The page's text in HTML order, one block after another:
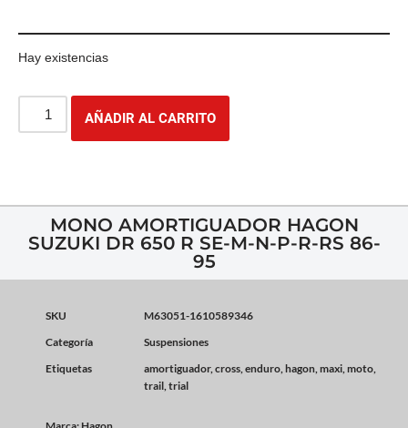
Hay existencias
AÑADIR AL CARRITO
MONO AMORTIGUADOR HAGON
SUZUKI DR 650 R SE-M-N-P-R-RS 86-
95
SKU
M63051-1610589346
Categoría
Suspensiones
Etiquetas
amortiguador,cross,enduro,hagon,maxi,moto,
trail,trial